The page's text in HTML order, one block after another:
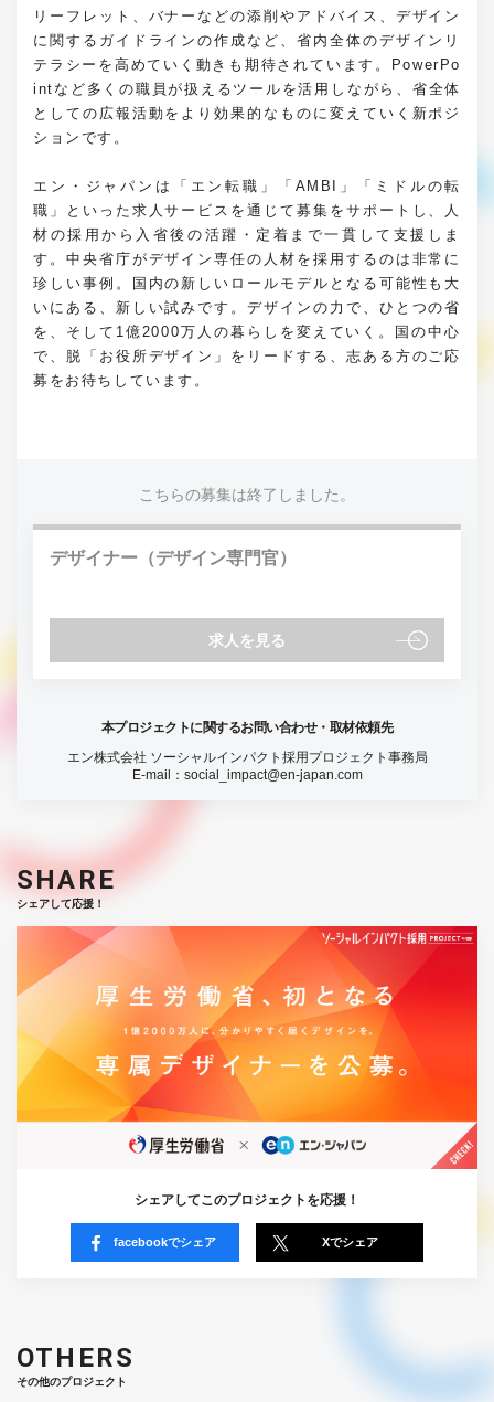
リーフレット、バナーなどの添削やアドバイス、デザイン
に関するガイドラインの作成など、省内全体のデザインリ
テラシーを高めていく動きも期待されています。PowerPo
intなど多くの職員が扱えるツールを活用しながら、省全体
としての広報活動をより効果的なものに変えていく新ポジ
ションです。
エン・ジャパンは「エン転職」「AMBI」「ミドルの転
職」といった求人サービスを通じて募集をサポートし、人
材の採用から入省後の活躍・定着まで一貫して支援しま
す。中央省庁がデザイン専任の人材を採用するのは非常に
珍しい事例。国内の新しいロールモデルとなる可能性も大
いにある、新しい試みです。デザインの力で、ひとつの省
を、そして1億2000万人の暮らしを変えていく。国の中心
で、脱「お役所デザイン」をリードする、志ある方のご応
募をお待ちしています。
こちらの募集は終了しました。
デザイナー（デザイン専門官）
求人を見る
本プロジェクトに関するお問い合わせ・取材依頼先
エン株式会社 ソーシャルインパクト採用プロジェクト事務局
E-mail： social_impact@en-japan.com
SHARE
シェアして応援！
シェアしてこのプロジェクトを応援！
facebookでシェア Xでシェア
OTHERS
その他のプロジェクト